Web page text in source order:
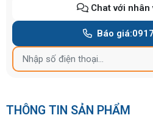
Chat với nhân
Báo giá:
THÔNG TIN SẢN PHẨM